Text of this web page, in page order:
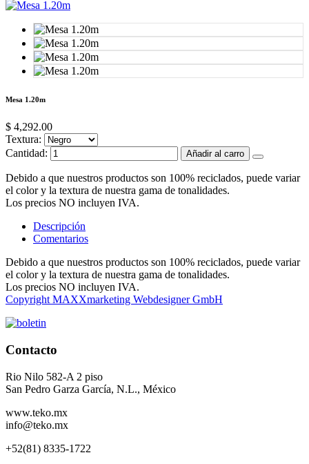
Mesa 1.20m
$ 4,292.00
Textura:
Cantidad:
Añadir al carro
Debido a que nuestros productos son 100% reciclados, puede variar
el color y la textura de nuestra gama de tonalidades.
Los precios NO incluyen IVA.
Descripción
Comentarios
Debido a que nuestros productos son 100% reciclados, puede variar
el color y la textura de nuestra gama de tonalidades.
Los precios NO incluyen IVA.
Copyright MAXXmarketing Webdesigner GmbH
Contacto
Rio Nilo 582-A 2 piso
San Pedro Garza García, N.L., México
www.teko.mx
info@teko.mx
+52(81) 8335-1722